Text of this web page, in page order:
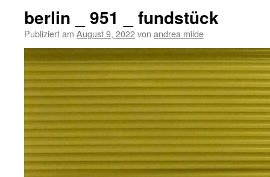
berlin _ 951 _ fundstück
Publiziert am August 9, 2022von andrea milde